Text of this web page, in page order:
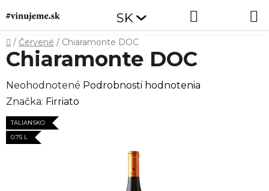
na
obsah
SK
Domov
/ Červené / Chiaramonte DOC
Chiaramonte DOC
Priemerné
hodnotenie
produktu
je
Neohodnotené Podrobnosti hodnotenia
Značka: Firriato
TALIANSKO
0.75 L